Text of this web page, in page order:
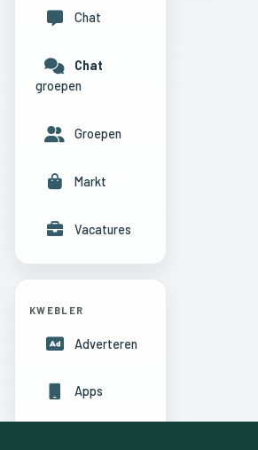
Chat
Chat
groepen
Groepen
Markt
Vacatures
KWEBLER
Adverteren
Apps